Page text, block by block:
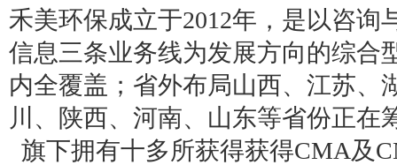
禾美环保成立于2012年，是以咨询
信息三条业务线为发展方向的综合
内全覆盖；省外布局山西、江苏、
川、陕西、河南、山东等省份正在
旗下拥有十多所获得获得CMA及